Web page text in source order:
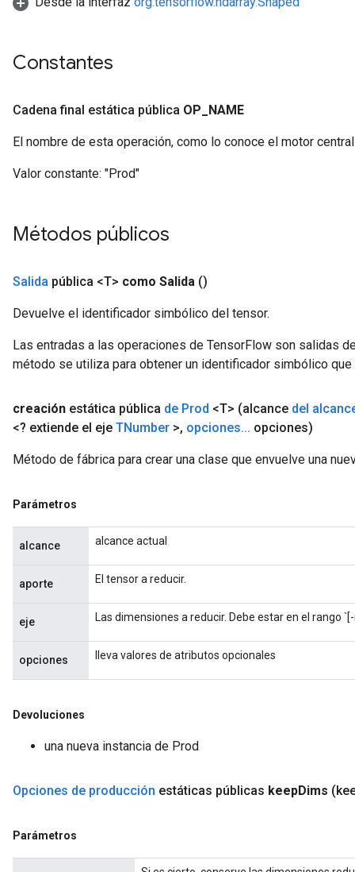
Constantes
Cadena final estática pública OP NAME
El nombre de esta operación, como lo conoce el motor
Valor constante: "Prod"
Métodos públicos
Salida pública <T> como Salida ()
Devuelve el identificador simbólico del tensor.
Las entradas a las operaciones de TensorFlow son salidas
método se utiliza para obtener un identificador simbólico
creación estática pública de Prod <T> (alcance del
<? extiende el eje TNumber >, opciones... opciones)
Método de fábrica para crear una clase que envuelve una
Parámetros
alcance alcance actual
aporte El tensor a reducir.
eje Las dimensiones a reducir. Debe estar en el rango
opciones lleva valores de atributos opcionales
Devoluciones
una nueva instancia de Prod
Opciones de producción estáticas públicas keepDims
Parámetros